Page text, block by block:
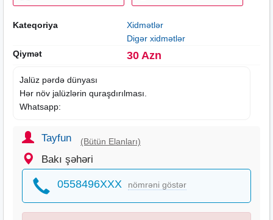
Kateqoriya
Xidmətlər
Digər xidmətlər
Qiymət
30 Azn
Jalüz pərdə dünyası­­­­­­
Hər növ jalüzlərin quraşdırılması.
Whatsapp:
Tayfun (Bütün Elanları)
Bakı şəhəri
0558496XXX nömrəni göstər